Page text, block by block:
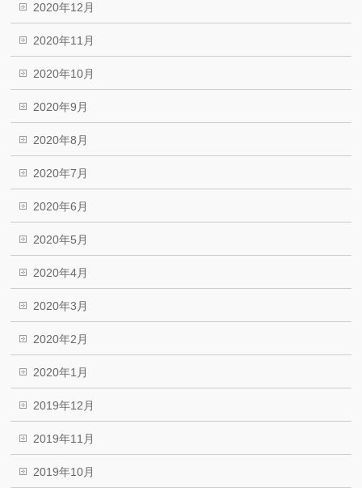
2020年12月
2020年11月
2020年10月
2020年9月
2020年8月
2020年7月
2020年6月
2020年5月
2020年4月
2020年3月
2020年2月
2020年1月
2019年12月
2019年11月
2019年10月